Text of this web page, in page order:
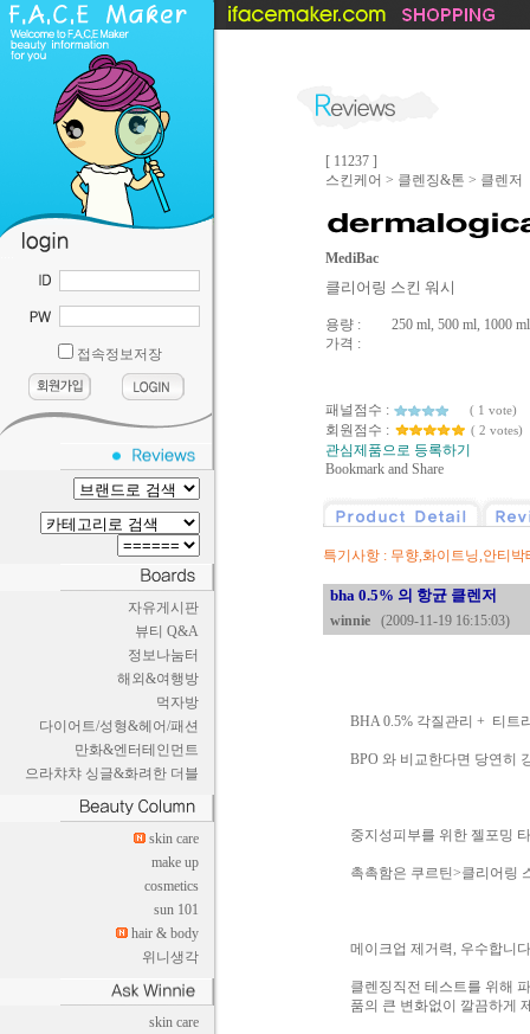
접속정보저장
자유게시판
뷰티 Q&A
정보나눔터
해외&여행방
먹자방
다이어트/성형&헤어/패션
만화&엔터테인먼트
으라챠챠 싱글&화려한 더블
skin care
make up
cosmetics
sun 101
hair & body
위니생각
skin care
[ 11237 ]
스킨케어 > 클렌징&톤 > 클렌저
MediBac
클리어링 스킨 워시
용량 :
250 ml, 500 ml, 1000 ml
가격 :
패널점수 : ( 1 vote)
회원점수 : ( 2 votes)
관심제품으로 등록하기
특기사항 : 무향,화이트닝,안티
bha 0.5% 의 항균 클렌저
winnie (2009-11-19 16:15:03)
BHA 0.5% 각질관리 + 티트
BPO 와 비교한다면 당연히
중지성피부를 위한 젤포밍
촉촉함은 쿠르틴>클리어링
메이크업 제거력, 우수합니
클렌징직전 테스트를 위해
품의 큰 변화없이 깔끔하게